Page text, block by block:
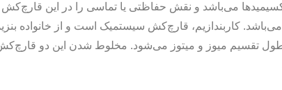
می‌باشد و نقش حفاظتی یا تماسی را در این
بین 20 تا 160 روز می‌باشد. کاربندازیم، قارچ‌کش سیستمیک است و
تقسیم میوز و میتوز می‌شود. مخلوط شدن این دو